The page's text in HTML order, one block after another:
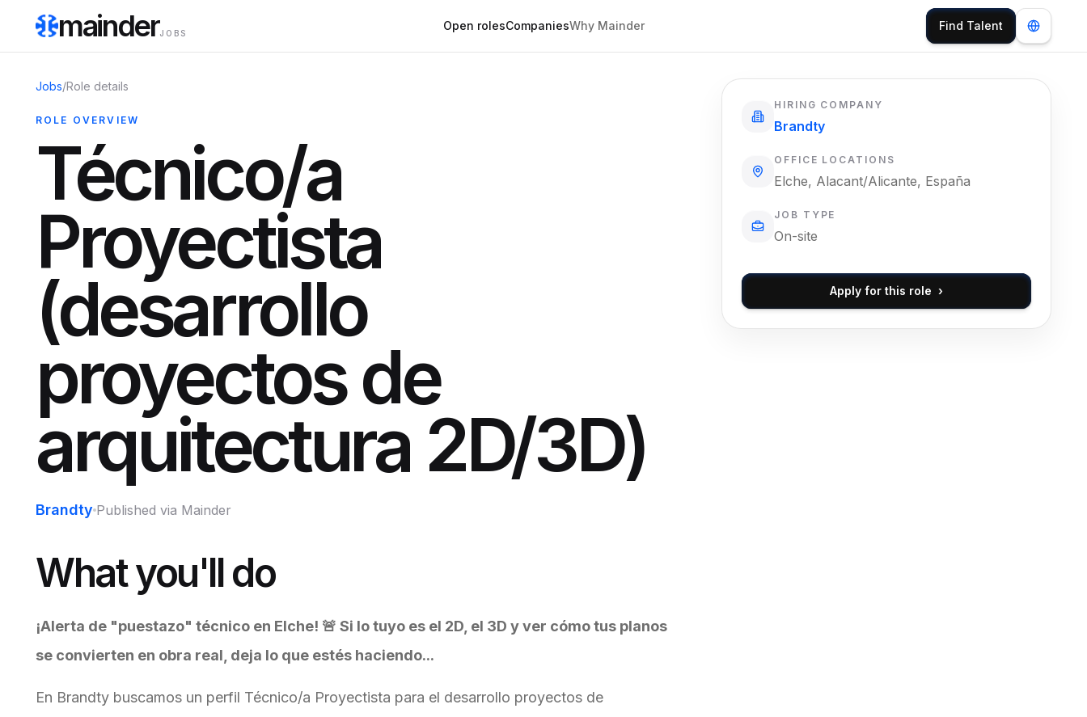
mainderJOBS
Open rolesCompaniesWhy Mainder Find Talent
Jobs/Role details
ROLE OVERVIEW
Técnico/a
Proyectista
(desarrollo
proyectos de
arquitectura 2D/3D)
Brandty Published via Mainder
What you'll do
¡Alerta de "puestazo" técnico en Elche! 🚨 Si lo tuyo es el 2D, el 3D y ver cómo tus planos
se convierten en obra real, deja lo que estés haciendo...
En Brandty buscamos un perfil Técnico/a Proyectista para el desarrollo proyectos de
HIRING COMPANY
Brandty
OFFICE LOCATIONS
Elche, Alacant/Alicante, España
JOB TYPE
On-site
Apply for this role ›